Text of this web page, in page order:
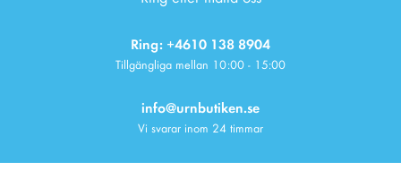
Ring: +4610 138 8904
Tillgängliga mellan 10:00 - 15:00
info@urnbutiken.se
Vi svarar inom 24 timmar